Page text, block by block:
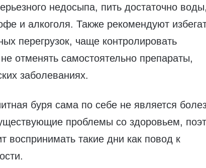
недосыпа, пить достаточно воды,
и алкоголя. Также рекомендуют
перегрузок, чаще контролировать
отменять самостоятельно препараты,
заболеваниях.
буря сама по себе не является
проблемы со здоровьем,
воспринимать такие дни как повод к